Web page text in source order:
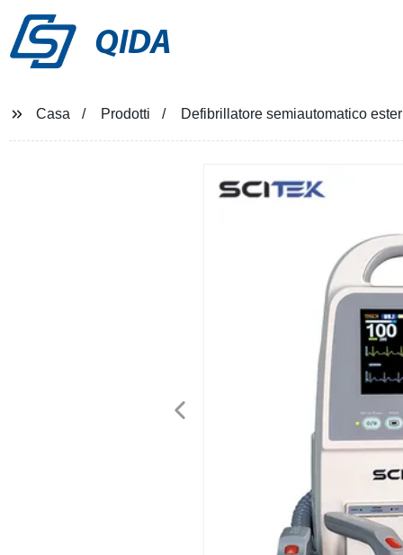
QIDA
Casa Prodotti Defibrillatore semiautomatico